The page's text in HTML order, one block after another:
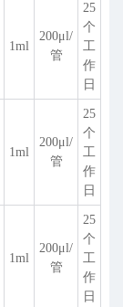
1ml
200μl/
管
25
个
工
作
日
1ml
200μl/
管
25
个
工
作
日
1ml
200μl/
管
25
个
工
作
日